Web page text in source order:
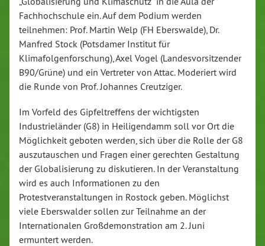
Fachhochschule ein. Auf dem Podium werden
teilnehmen: Prof. Martin Welp (FH Eberswalde), Dr.
Manfred Stock (Potsdamer Institut für
Klimafolgenforschung), Axel Vogel (Landesvorsitzender
B90/Grüne) und ein Vertreter von Attac. Moderiert wird
die Runde von Prof. Johannes Creutziger.
Im Vorfeld des Gipfeltreffens der wichtigsten
Industrieländer (G8) in Heiligendamm soll vor Ort die
Möglichkeit geboten werden, sich über die Rolle der G8
auszutauschen und Fragen einer gerechten Gestaltung
der Globalisierung zu diskutieren. In der Veranstaltung
wird es auch Informationen zu den
Protestveranstaltungen in Rostock geben. Möglichst
viele Eberswalder sollen zur Teilnahme an der
Internationalen Großdemonstration am 2. Juni
ermuntert werden.